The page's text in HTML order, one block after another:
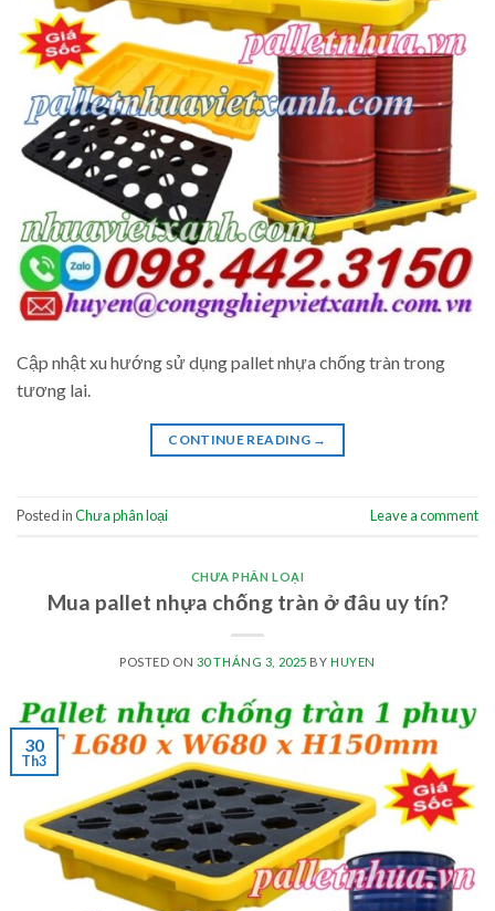
Cập nhật xu hướng sử dụng pallet nhựa chống tràn trong
tương lai.
CONTINUE READING →
Posted inChưa phân loại Leave a comment
CHƯA PHÂN LOẠI
Mua pallet nhựa chống tràn ở đâu uy tín?
POSTED ON 30 THÁNG 3, 2025 BY HUYEN
30
Th3